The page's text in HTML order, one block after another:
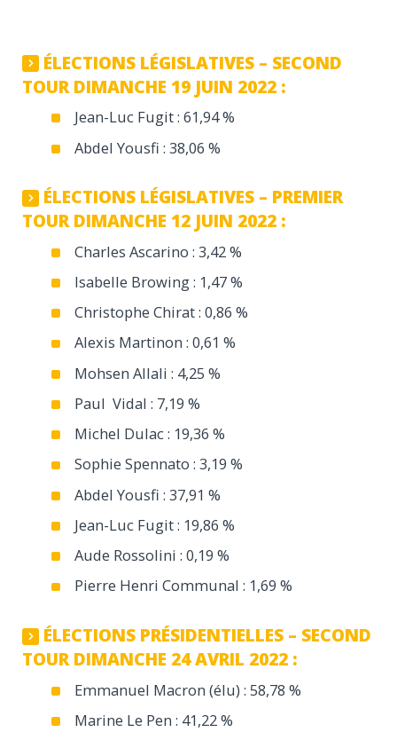
ÉLECTIONS LÉGISLATIVES – SECOND
TOUR DIMANCHE 19 JUIN 2022 :
Jean-Luc Fugit : 61,94 %
Abdel Yousfi : 38,06 %
ÉLECTIONS LÉGISLATIVES – PREMIER
TOUR DIMANCHE 12 JUIN 2022 :
Charles Ascarino : 3,42 %
Isabelle Browing : 1,47 %
Christophe Chirat : 0,86 %
Alexis Martinon : 0,61 %
Mohsen Allali : 4,25 %
Paul Vidal : 7,19 %
Michel Dulac : 19,36 %
Sophie Spennato : 3,19 %
Abdel Yousfi : 37,91 %
Jean-Luc Fugit : 19,86 %
Aude Rossolini : 0,19 %
Pierre Henri Communal : 1,69 %
ÉLECTIONS PRÉSIDENTIELLES – SECOND
TOUR DIMANCHE 24 AVRIL 2022 :
Emmanuel Macron (élu) : 58,78 %
Marine Le Pen : 41,22 %